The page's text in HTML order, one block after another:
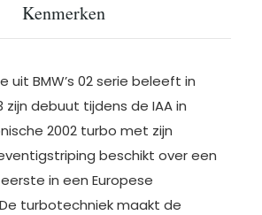
Kenmerken
uit BMW’s 02 serie beleeft in
zijn debuut tijdens de IAA in
2002 turbo met zijn
beschikt over een
in een Europese
turbotechniek maakt de